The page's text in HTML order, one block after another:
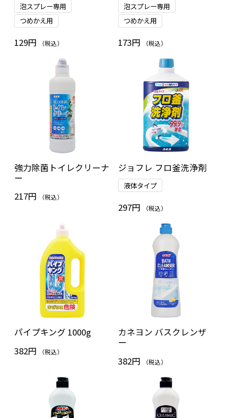
泡スプレー専用
つめかえ用
129円 （税込）
泡スプレー専用
つめかえ用
173円 （税込）
強力除菌トイレクリーナ
ー
217円
（税込）
ジョフレ フロ釜洗浄剤
液体タイプ
297円 （税込）
パイプキング 1000g
382円
（税込）
カネヨン バスクレンザ
ー
382円
（税込）